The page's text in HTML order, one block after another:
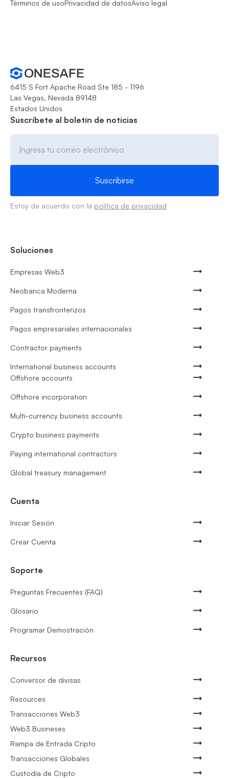
Términos de usoPrivacidad de datosAviso legal
6415 S Fort Apache Road Ste 185 - 1196
Las Vegas, Nevada 89148
Estados Unidos
Suscríbete al boletín de noticias
Estoy de acuerdo con la política de privacidad
Soluciones
Empresas Web3
Neobanca Moderna
Pagos transfronterizos
Pagos empresariales internacionales
Contractor payments
International business accounts
Offshore accounts
Offshore incorporation
Multi-currency business accounts
Crypto business payments
Paying international contractors
Global treasury management
Cuenta
Iniciar Sesión
Crear Cuenta
Soporte
Preguntas Frecuentes (FAQ)
Glosario
Programar Demostración
Recursos
Conversor de divisas
Resources
Transacciones Web3
Web3 Busineses
Rampa de Entrada Cripto
Transacciones Globales
Custodia de Cripto